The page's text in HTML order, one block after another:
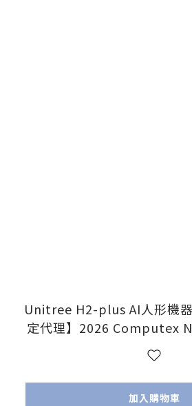
Unitree H2-plus AI人形機
定代理】2026 Computex
加入購物車